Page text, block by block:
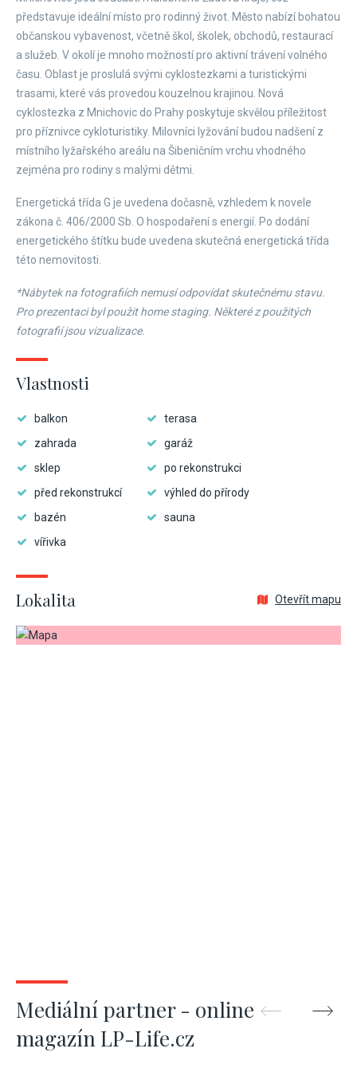
představuje ideální místo pro rodinný život. Město nabízí bohatou
občanskou vybavenost, včetně škol, školek, obchodů, restaurací
a služeb. V okolí je mnoho možností pro aktivní trávení volného
času. Oblast je proslulá svými cyklostezkami a turistickými
trasami, které vás provedou kouzelnou krajinou. Nová
cyklostezka z Mnichovic do Prahy poskytuje skvělou příležitost
pro příznivce cykloturistiky. Milovníci lyžování budou nadšení z
místního lyžařského areálu na Šibeničním vrchu vhodného
zejména pro rodiny s malými dětmi.
Energetická třída G je uvedena dočasně, vzhledem k novele
zákona č. 406/2000 Sb. O hospodaření s energií. Po dodání
energetického štítku bude uvedena skutečná energetická třída
této nemovitosti.
*Nábytek na fotografiích nemusí odpovídat skutečnému stavu.
Pro prezentaci byl použit home staging. Některé z použitých
fotografií jsou vizualizace.
Vlastnosti
balkon
terasa
zahrada
garáž
sklep
po rekonstrukci
před rekonstrukcí
výhled do přírody
bazén
sauna
vířivka
Lokalita Otevřít mapu
Mediální partner - online
magazín LP-Life.cz